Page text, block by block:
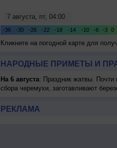
Кликните на погодной карте для
НАРОДНЫЕ ПРИМЕТЫ И
На 6 августа: Праздник жатвы. Почти
сбора черемухи, заготавливают
РЕКЛАМА